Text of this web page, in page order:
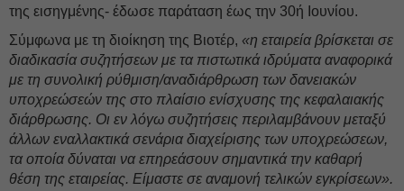
της εισηγμένης- έδωσε παράταση έως την 30ή Ιουνίου.
Σύμφωνα με τη διοίκηση της Bιoτέρ, «η εταιρεία βρίσκεται σε
διαδικασία συζητήσεων με τα πιστωτικά ιδρύματα αναφορικά
με τη συνολική ρύθμιση/αναδιάρθρωση των δανειακών
υποχρεώσεών της στο πλαίσιο ενίσχυσης της κεφαλαιακής
διάρθρωσης. Οι εν λόγω συζητήσεις περιλαμβάνουν μεταξύ
άλλων εναλλακτικά σενάρια διαχείρισης των υποχρεώσεων,
τα οποία δύναται να επηρεάσουν σημαντικά την καθαρή
θέση της εταιρείας. Είμαστε σε αναμονή τελικών εγκρίσεων».